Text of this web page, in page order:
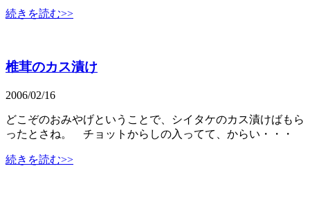
続きを読む>>
椎茸のカス漬け
2006/02/16
どこぞのおみやげということで、シイタケのカス漬けばもら
ったとさね。 チョットからしの入ってて、からい・・・
続きを読む>>